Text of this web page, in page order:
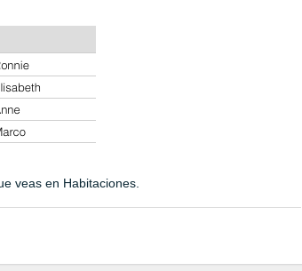
veas en Habitaciones.